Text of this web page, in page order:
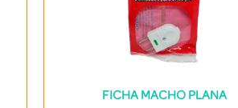
FICHA MACHO PLANA